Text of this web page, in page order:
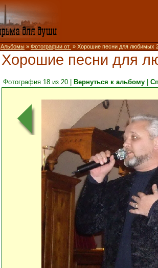
Альбомы » Фотографии от » Хорошие песни для любимых
Хорошие песни для
Фотография 18 из 20 | Вернуться к альбому